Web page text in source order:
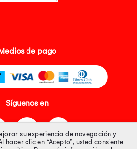
de pago
Síguenos en
su experiencia de navegación y
hacer clic en “Acepto”, usted consiente